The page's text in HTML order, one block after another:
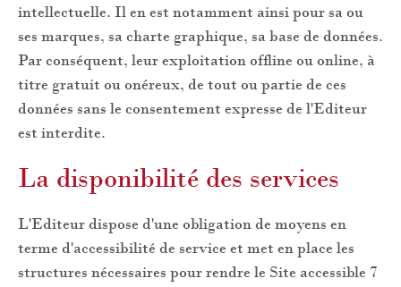
intellectuelle. Il en est notamment ainsi pour sa ou
ses marques, sa charte graphique, sa base de données.
Par conséquent, leur exploitation offline ou online, à
titre gratuit ou onéreux, de tout ou partie de ces
données sans le consentement expresse de l'Editeur
est interdite.
La disponibilité des services
L'Editeur dispose d'une obligation de moyens en
terme d'accessibilité de service et met en place les
structures nécessaires pour rendre le Site accessible 7